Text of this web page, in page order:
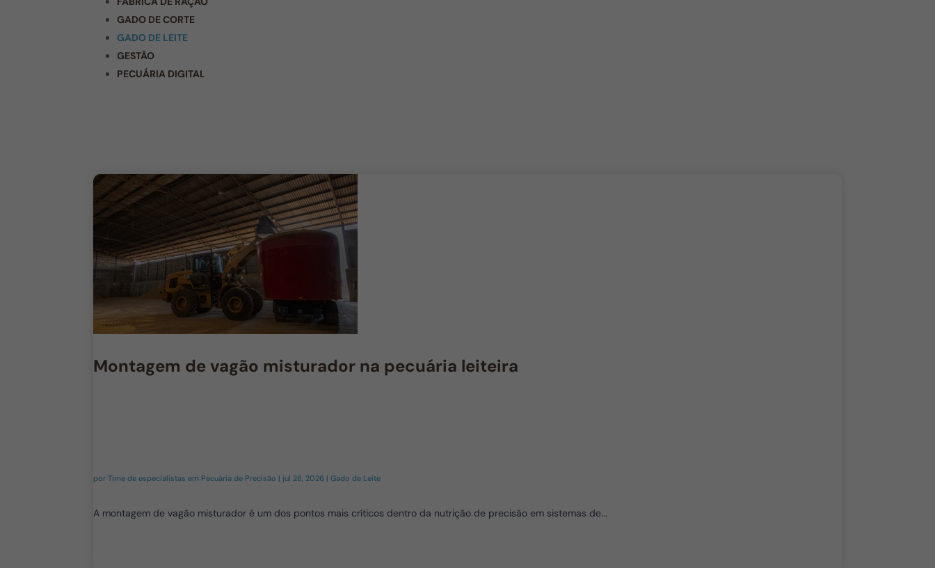
GADO DE CORTE
GADO DE LEITE
GESTÃO
PECUÁRIA DIGITAL
Montagem de vagão misturador na pecuária leiteira
porTime de especialistas em Pecuária de Precisão | jul 28, 2026 |Gado de Leite
A montagem de vagão misturador é um dos pontos mais críticos dentro da nutrição de precisão em sistemas de...